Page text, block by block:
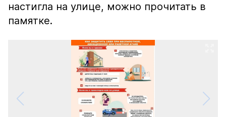
настигла на улице, можно прочитать в
памятке.